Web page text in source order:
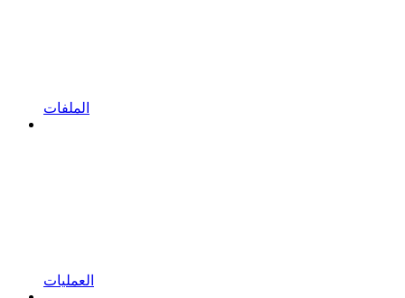
الملفات
العمليات